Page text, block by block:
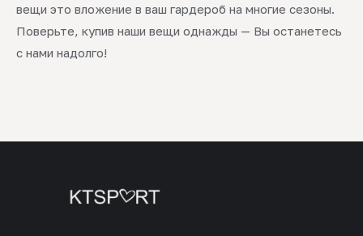
вещи это вложение в ваш гардероб на многие сезоны.
Поверьте, купив наши вещи однажды — Вы останетесь
с нами надолго!